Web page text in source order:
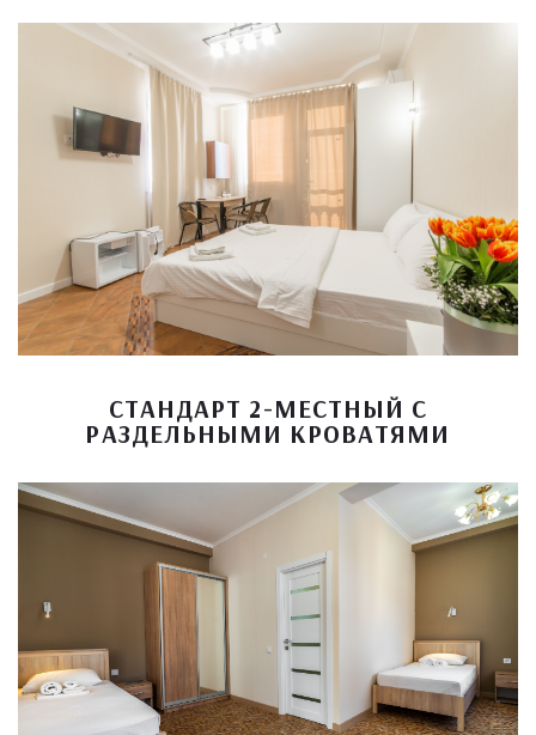
СТАНДАРТ 2-МЕСТНЫЙ С
РАЗДЕЛЬНЫМИ КРОВАТЯМИ